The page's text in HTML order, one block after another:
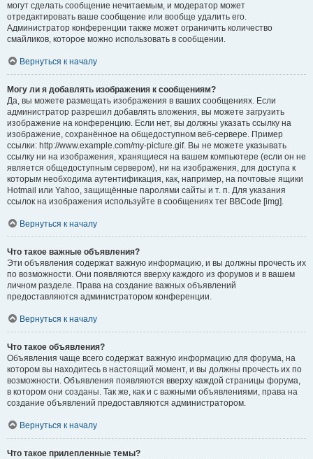
могут сделать сообщение нечитаемым, и модератор может
отредактировать ваше сообщение или вообще удалить его.
Администратор конференции также может ограничить количество
смайликов, которое можно использовать в сообщении.
Вернуться к началу
Могу ли я добавлять изображения к сообщениям?
Да, вы можете размещать изображения в ваших сообщениях. Если
администратор разрешил добавлять вложения, вы можете загрузить
изображение на конференцию. Если нет, вы должны указать ссылку на
изображение, сохранённое на общедоступном веб-сервере. Пример
ссылки: http://www.example.com/my-picture.gif. Вы не можете указывать
ссылку ни на изображения, хранящиеся на вашем компьютере (если он не
является общедоступным сервером), ни на изображения, для доступа к
которым необходима аутентификация, как, например, на почтовые ящики
Hotmail или Yahoo, защищённые паролями сайты и т. п. Для указания
ссылок на изображения используйте в сообщениях тег BBCode [img].
Вернуться к началу
Что такое важные объявления?
Эти объявления содержат важную информацию, и вы должны прочесть их
по возможности. Они появляются вверху каждого из форумов и в вашем
личном разделе. Права на создание важных объявлений
предоставляются администратором конференции.
Вернуться к началу
Что такое объявления?
Объявления чаще всего содержат важную информацию для форума, на
котором вы находитесь в настоящий момент, и вы должны прочесть их по
возможности. Объявления появляются вверху каждой страницы форума,
в котором они созданы. Так же, как и с важными объявлениями, права на
создание объявлений предоставляются администратором.
Вернуться к началу
Что такое прилепленные темы?